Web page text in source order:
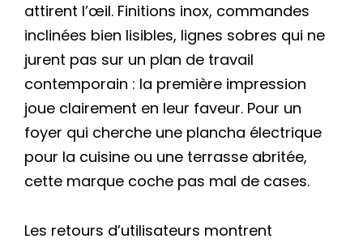
attirent l’œil. Finitions inox, commandes
inclinées bien lisibles, lignes sobres qui ne
jurent pas sur un plan de travail
contemporain : la première impression
joue clairement en leur faveur. Pour un
foyer qui cherche une plancha électrique
pour la cuisine ou une terrasse abritée,
cette marque coche pas mal de cases.
Les retours d’utilisateurs montrent